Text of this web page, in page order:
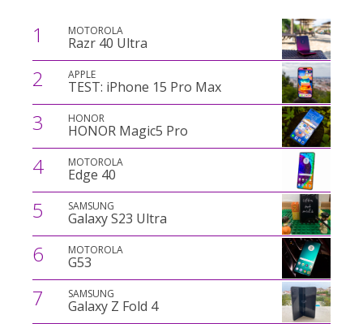
1 MOTOROLA
Razr 40 Ultra
2 APPLE
TEST: iPhone 15 Pro Max
3 HONOR
HONOR Magic5 Pro
4 MOTOROLA
Edge 40
5 SAMSUNG
Galaxy S23 Ultra
6 MOTOROLA
G53
7 SAMSUNG
Galaxy Z Fold 4